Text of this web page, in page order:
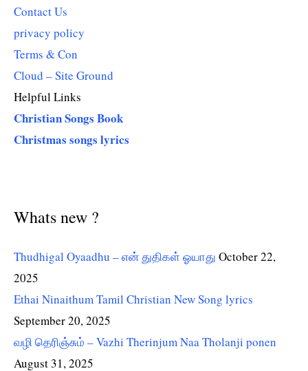
Contact Us
privacy policy
Terms & Con
Cloud – Site Ground
Helpful Links
Christian Songs Book
Christmas songs lyrics
Whats new ?
Thudhigal Oyaadhu – என் துதிகள் ஓயாது October 22,
2025
Ethai Ninaithum Tamil Christian New Song lyrics
September 20, 2025
வழி தெரிஞ்சும் – Vazhi Therinjum Naa Tholanji ponen
August 31, 2025